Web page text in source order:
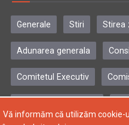
Generale Stiri Stirea
Adunarea generala
Comitetul Executiv
Vă informăm că utilizăm cookie-